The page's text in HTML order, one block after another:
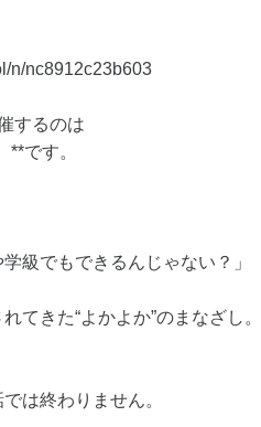
n/nc8912c23b603
するのは
**です。
級でもできるんじゃない？」
てきた“よかよか”のまなざし。
は終わりません。